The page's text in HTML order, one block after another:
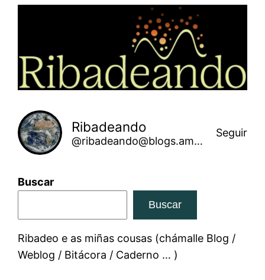
Ribadeando
@ribadeando@blogs.amarinha.gal
Seguir
Buscar
Buscar
Ribadeo e as miñas cousas (chámalle Blog /
Weblog / Bitácora / Caderno … )